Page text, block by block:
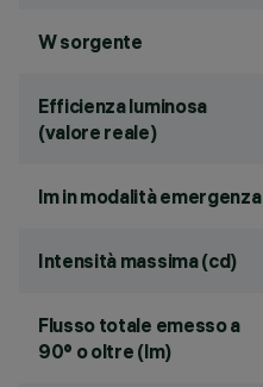
W sorgente
Efficienza luminosa
(valore reale)
lm in modalità emergenza
Intensità massima (cd)
Flusso totale emesso a
90° o oltre (lm)